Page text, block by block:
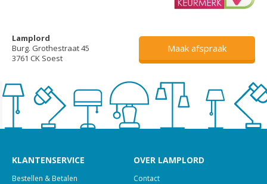
Lamplord
Burg. Grothestraat 45
3761 CK Soest
Maak afspraak
KLANTENSERVICE
Bestellen & Betalen
OVER LAMPLORD
Contact